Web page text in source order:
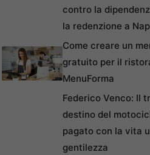
contro la
la redenzione a
Come creare un
gratuito per il
MenuForma
Federico Venco: Il
destino del
pagato con la vita
gentilezza